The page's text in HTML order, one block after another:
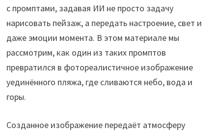
с промптами, задавая ИИ не просто задачу
нарисовать пейзаж, а передать настроение, свет и
даже эмоции момента. В этом материале мы
рассмотрим, как один из таких промптов
превратился в фотореалистичное изображение
уединённого пляжа, где сливаются небо, вода и
горы.
Созданное изображение передаёт атмосферу